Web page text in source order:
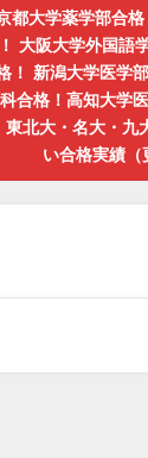
大学薬学部
大阪大学外国
新潟大学医
格！高知大
北大・名大・
い合格実績